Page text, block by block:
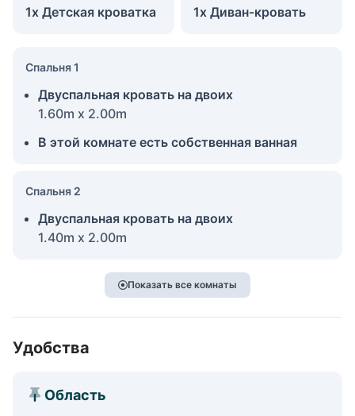
1x Детская кроватка 1x Диван-кровать
Спальня 1
Двуспальная кровать на двоих
1.60m x 2.00m
В этой комнате есть собственная ванная
Спальня 2
Двуспальная кровать на двоих
1.40m x 2.00m
Показать все комнаты
Удобства
Область